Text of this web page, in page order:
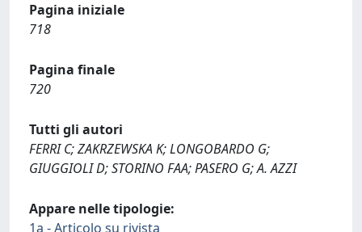
Pagina iniziale
718
Pagina finale
720
Tutti gli autori
FERRI C; ZAKRZEWSKA K; LONGOBARDO G;
GIUGGIOLI D; STORINO FAA; PASERO G; A. AZZI
Appare nelle tipologie:
1a - Articolo su rivista